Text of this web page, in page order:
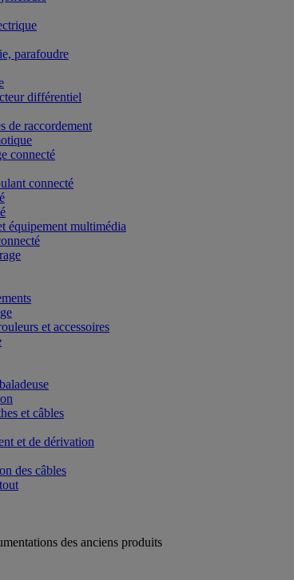
parafoudre
différentiel
de raccordement
connecté
connecté
équipement multimédia
et accessoires
et câbles
et de dérivation
des câbles
des anciens produits